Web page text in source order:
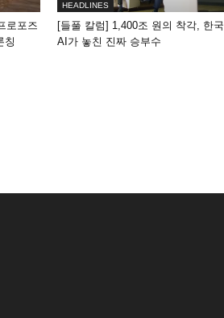
로포즈
칭
HEADLINES
[들풀 칼럼] 1,400조 원의 착각, 한국
AI가 놓친 진짜 승부수